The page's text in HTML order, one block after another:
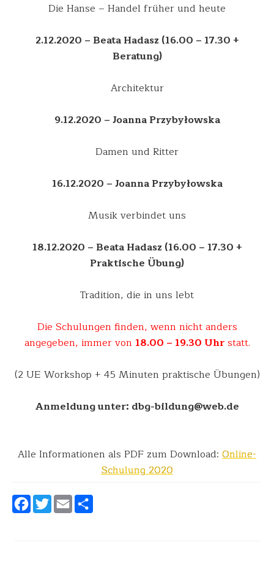
Die Hanse – Handel früher und heute
2.12.2020 – Beata Hadasz (16.00 – 17.30 +
Beratung)
Architektur
9.12.2020 – Joanna Przybyłowska
Damen und Ritter
16.12.2020 – Joanna Przybyłowska
Musik verbindet uns
18.12.2020 – Beata Hadasz (16.00 – 17.30 +
Praktische Übung)
Tradition, die in uns lebt
Die Schulungen finden, wenn nicht anders
angegeben, immer von 18.00 – 19.30 Uhrstatt.
(2 UE Workshop + 45 Minuten praktische Übungen)
Anmeldung unter: dbg-bildung@web.de
Alle Informationen als PDF zum Download: Online-
Schulung 2020
Facebook
Twitter
Email